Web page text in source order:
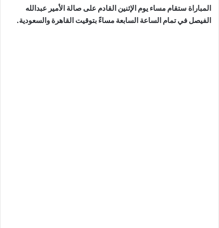
المباراة ستقام مساء يوم الإثنين القادم على صالة الأمير عبدالله
الفيصل في تمام الساعة السابعة مساءً بتوقيت القاهرة والسعودية.